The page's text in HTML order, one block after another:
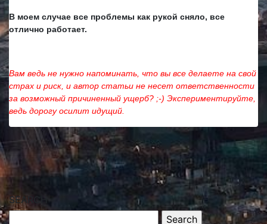
В моем случае все проблемы как рукой сняло, все
отлично работает.
Вам ведь не нужно напоминать, что вы все делаете на свой
страх и риск, и автор статьи не несет ответственности
за возможный причиненный ущерб? ;-) Экспериментируйте,
ведь дорогу осилит идущий.
SEARCH